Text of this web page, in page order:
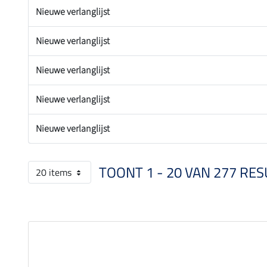
Nieuwe verlanglijst
Nieuwe verlanglijst
Nieuwe verlanglijst
Nieuwe verlanglijst
Nieuwe verlanglijst
20 items TOONT 1 - 20 VAN 277